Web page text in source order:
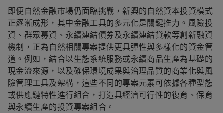
即便自然金融市場仍面臨挑戰，新興的自然資本投資模式
正逐漸成形，其中金融工具的多元化是關鍵推力。風險投
資、群眾募資、永續連結債券及永續連結貸款等創新融資
機制，正為自然相關專案提供更具彈性與多樣化的資金管
道。例如，結合以生態系統服務或永續商品生產為基礎的
現金流來源，以及確保環境成果與治理品質的商業化與風
險管理工具及架構，這些不同的專案元素可依據各種型態
或供應鏈特性進行組合，打造具經濟可行性的復育、保育
與永續生產的投資專案組合。